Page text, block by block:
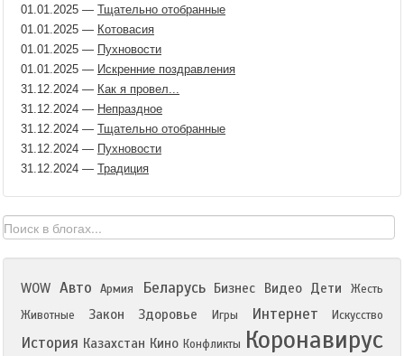
01.01.2025 — Тщательно отобранные
01.01.2025 — Котовасия
01.01.2025 — Пухновости
01.01.2025 — Искренние поздравления
31.12.2024 — Как я провел...
31.12.2024 — Непраздное
31.12.2024 — Тщательно отобранные
31.12.2024 — Пухновости
31.12.2024 — Традиция
WOW Авто Армия Беларусь Бизнес Видео Дети
Жесть
Животные
Закон Здоровье Игры Интернет Искусство
История Казахстан Кино Конфликты Коронавирус